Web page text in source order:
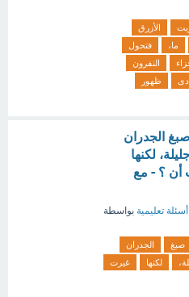
الأزرق
ما،
فتحول
النفرون
ظهور
صبغ الجدران
لكنها
أن ؟ - مع
أسئلة تعليمية بواسطة
صبغ
الجدران
لكنها
غيرت